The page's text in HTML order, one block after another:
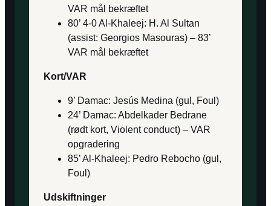
VAR mål bekræftet
80’ 4-0 Al-Khaleej: H. Al Sultan
(assist: Georgios Masouras) – 83’
VAR mål bekræftet
Kort/VAR
9’ Damac: Jesús Medina (gul, Foul)
24’ Damac: Abdelkader Bedrane
(rødt kort, Violent conduct) – VAR
opgradering
85’ Al-Khaleej: Pedro Rebocho (gul,
Foul)
Udskiftninger